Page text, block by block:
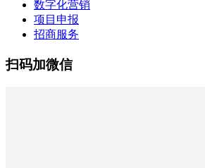
数字化营销
项目申报
招商服务
扫码加微信